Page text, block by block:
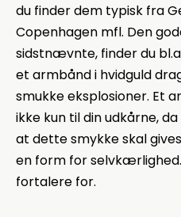
du finder dem typisk fra
Copenhagen mfl. Den
sidstnævnte, finder du
et armbånd i hvidguld
smukke eksplosioner. Et
ikke kun til din udkårne,
at dette smykke skal
en form for
fortalere for.